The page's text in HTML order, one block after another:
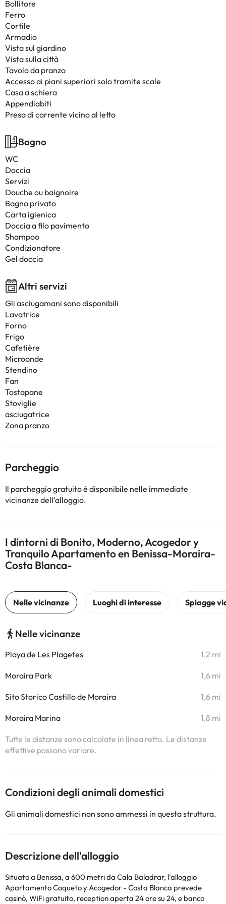
Bollitore
Ferro
Cortile
Armadio
Vista sul giardino
Vista sulla città
Tavolo da pranzo
Accesso ai piani superiori solo tramite scale
Casa a schiera
Appendiabiti
Presa di corrente vicino al letto
Bagno
WC
Doccia
Servizi
Douche ou baignoire
Bagno privato
Carta igienica
Doccia a filo pavimento
Shampoo
Condizionatore
Gel doccia
Altri servizi
Gli asciugamani sono disponibili
Lavatrice
Forno
Frigo
Cafetière
Microonde
Stendino
Fan
Tostapane
Stoviglie
asciugatrice
Zona pranzo
Parcheggio
Il parcheggio gratuito è disponibile nelle immediate
vicinanze dell'alloggio.
I dintorni di Bonito, Moderno, Acogedor y
Tranquilo Apartamento en Benissa-Moraira-
Costa Blanca-
Nelle vicinanze
Playa de Les Plagetes 1,2 mi
Moraira Park 1,6 mi
Sito Storico Castillo de Moraira 1,6 mi
Moraira Marina 1,8 mi
Tutte le distanze sono calcolate in linea retta. Le distanze
effettive possono variare.
Condizioni degli animali domestici
Gli animali domestici non sono ammessi in questa struttura.
Descrizione dell'alloggio
Situato a Benissa, a 600 metri da Cala Baladrar, l’alloggio
Apartamento Coqueto y Acogedor - Costa Blanca prevede
casinò, WiFi gratuito, reception aperta 24 ore su 24, e banco